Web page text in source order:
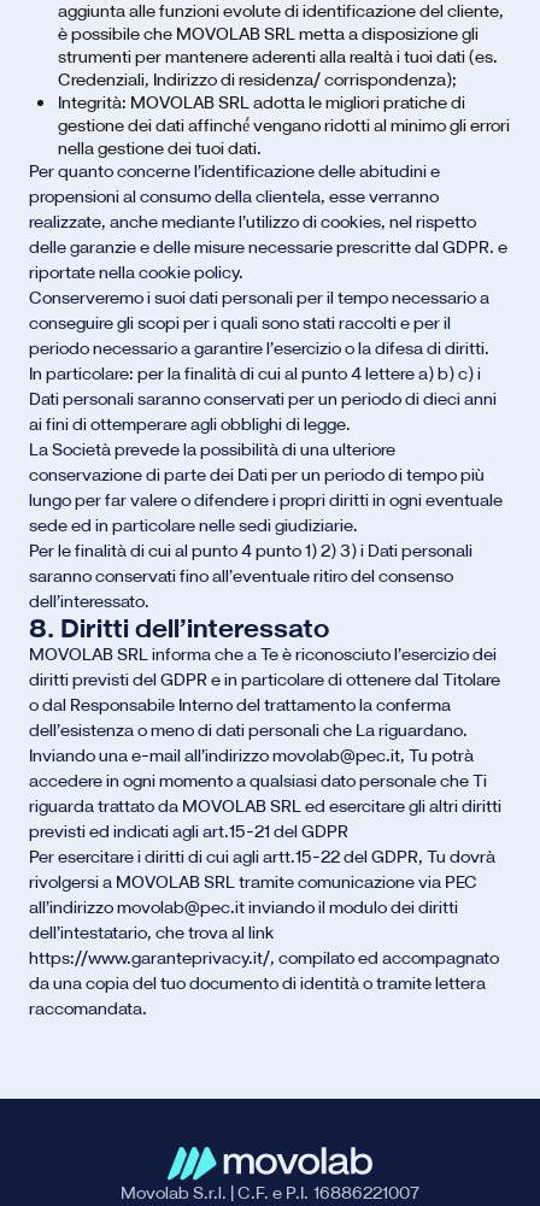
aggiunta alle funzioni evolute di identificazione del cliente,
è possibile che MOVOLAB SRL metta a disposizione gli
strumenti per mantenere aderenti alla realtà i tuoi dati (es.
Credenziali, Indirizzo di residenza/ corrispondenza);
Integrità: MOVOLAB SRL adotta le migliori pratiche di
gestione dei dati affinché́ vengano ridotti al minimo gli errori
nella gestione dei tuoi dati.
Per quanto concerne l’identificazione delle abitudini e
propensioni al consumo della clientela, esse verranno
realizzate, anche mediante l’utilizzo di cookies, nel rispetto
delle garanzie e delle misure necessarie prescritte dal GDPR. e
riportate nella cookie policy.
Conserveremo i suoi dati personali per il tempo necessario a
conseguire gli scopi per i quali sono stati raccolti e per il
periodo necessario a garantire l’esercizio o la difesa di diritti.
In particolare: per la finalità di cui al punto 4 lettere a) b) c) i
Dati personali saranno conservati per un periodo di dieci anni
ai fini di ottemperare agli obblighi di legge.
La Società prevede la possibilità di una ulteriore
conservazione di parte dei Dati per un periodo di tempo più
lungo per far valere o difendere i propri diritti in ogni eventuale
sede ed in particolare nelle sedi giudiziarie.
Per le finalità di cui al punto 4 punto 1) 2) 3) i Dati personali
saranno conservati fino all’eventuale ritiro del consenso
dell’interessato.
8. Diritti dell’interessato
MOVOLAB SRL informa che a Te è riconosciuto l’esercizio dei
diritti previsti del GDPR e in particolare di ottenere dal Titolare
o dal Responsabile Interno del trattamento la conferma
dell’esistenza o meno di dati personali che La riguardano.
Inviando una e-mail all’indirizzo movolab@pec.it, Tu potrà
accedere in ogni momento a qualsiasi dato personale che Ti
riguarda trattato da MOVOLAB SRL ed esercitare gli altri diritti
previsti ed indicati agli art.15-21 del GDPR
Per esercitare i diritti di cui agli artt.15-22 del GDPR, Tu dovrà
rivolgersi a MOVOLAB SRL tramite comunicazione via PEC
all’indirizzo movolab@pec.it inviando il modulo dei diritti
dell’intestatario, che trova al link
https://www.garanteprivacy.it/, compilato ed accompagnato
da una copia del tuo documento di identità o tramite lettera
raccomandata.
Movolab S.r.l. | C.F. e P.I. 16886221007